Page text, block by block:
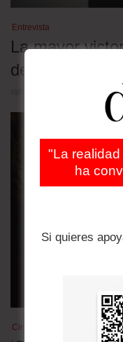
Entrevista
La mayor
dejado de
Cine
"La
ha
Si quieres